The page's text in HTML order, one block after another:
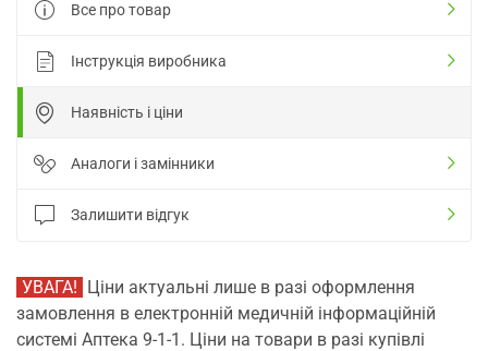
Все про товар
Інструкція виробника
Наявність і ціни
Аналоги і замінники
Залишити відгук
УВАГА! Ціни актуальні лише в разі оформлення
замовлення в електронній медичній інформаційній
системі Аптека 9-1-1. Ціни на товари в разі купівлі